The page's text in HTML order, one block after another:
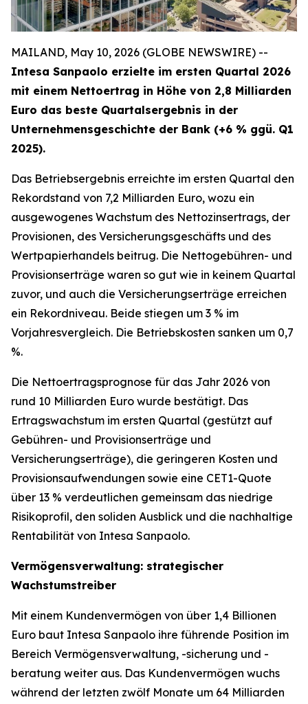
MAILAND, May 10, 2026 (GLOBE NEWSWIRE) --
Intesa Sanpaolo erzielte im ersten Quartal 2026
mit einem Nettoertrag in Höhe von 2,8 Milliarden
Euro das beste Quartalsergebnis in der
Unternehmensgeschichte der Bank (+6 % ggü. Q1
2025).
Das Betriebsergebnis erreichte im ersten Quartal den
Rekordstand von 7,2 Milliarden Euro, wozu ein
ausgewogenes Wachstum des Nettozinsertrags, der
Provisionen, des Versicherungsgeschäfts und des
Wertpapierhandels beitrug. Die Nettogebühren- und
Provisionserträge waren so gut wie in keinem Quartal
zuvor, und auch die Versicherungserträge erreichen
ein Rekordniveau. Beide stiegen um 3 % im
Vorjahresvergleich. Die Betriebskosten sanken um 0,7
%.
Die Nettoertragsprognose für das Jahr 2026 von
rund 10 Milliarden Euro wurde bestätigt. Das
Ertragswachstum im ersten Quartal (gestützt auf
Gebühren- und Provisionserträge und
Versicherungserträge), die geringeren Kosten und
Provisionsaufwendungen sowie eine CET1-Quote
über 13 % verdeutlichen gemeinsam das niedrige
Risikoprofil, den soliden Ausblick und die nachhaltige
Rentabilität von Intesa Sanpaolo.
Vermögensverwaltung: strategischer
Wachstumstreiber
Mit einem Kundenvermögen von über 1,4 Billionen
Euro baut Intesa Sanpaolo ihre führende Position im
Bereich Vermögensverwaltung, -sicherung und -
beratung weiter aus. Das Kundenvermögen wuchs
während der letzten zwölf Monate um 64 Milliarden